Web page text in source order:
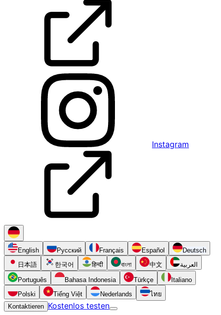
Instagram
English Русский Français Español
Deutsch
日本語
한국어 हिन्दी বাংলা 中文 العربية
Português Bahasa Indonesia Türkçe
Italiano
Polski
Tiếng Việt Nederlands
ไทย
Kontaktieren Kostenlos testen